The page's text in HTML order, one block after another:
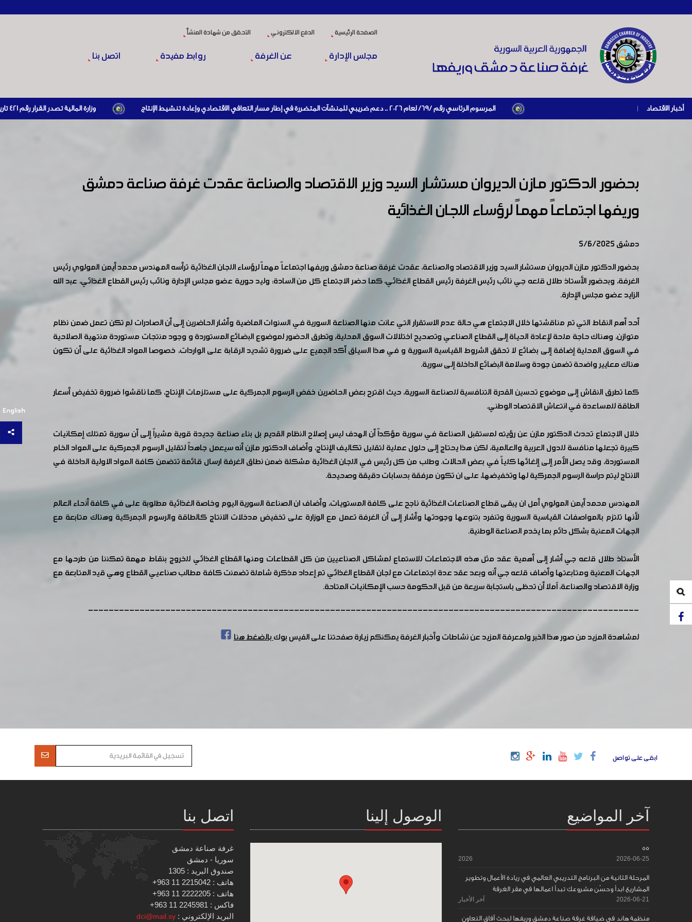
الصفحة الرئيسية الدفع الالكتروني التحقق من شهادة المنشأ
مجلس الإدارة عن الغرفة روابط مفيدة اتصل بنا
أخبار الاقتصاد | المرسوم الرئاسي رقم /69/ لعام 2026 .. دعم ضريبي للمنشآت المتضررة في إطار مسار التعافي الاقتصادي وإعادة تنشيط الإنتاج وزارة المالية تصدر القرار رقم 421 تاريخ 24/3/2026 المتضمن الزام المستوردين بإبراز براءة ذمة مالية سارية صادرة عن الهيئة العامة للضرائب والرسوم أو مديرياتها عند القيام بعمليات الاستيراد
English
بحضور الدكتور مازن الديروان مستشار السيد وزير الاقتصاد والصناعة عقدت غرفة صناعة دمشق
وريفها اجتماعاً مهماً لرؤساء اللجان الغذائية
دمشق 5/6/2025
بحضور الدكتور مازن الديروان مستشار السيد وزير الاقتصاد والصناعة، عقدت غرفة صناعة دمشق وريفها اجتماعاً مهماً لرؤساء اللجان الغذائية ترأسه المهندس محمد أيمن المولوي رئيس
الغرفة، وبحضور الأستاذ طلال قلعه جي نائب رئيس الغرفة رئيس القطاع الغذائي، كما حضر الاجتماع كل من السادة: وليد حورية عضو مجلس الإدارة ونائب رئيس القطاع الغذائي، عبد الله
الزايد عضو مجلس الإدارة.
أحد أهم النقاط التي تم مناقشتها خلال الاجتماع هي حالة عدم الاستقرار التي عانت منها الصناعة السورية في السنوات الماضية وأشار الحاضرين إلى أن الصادرات لم تكن تعمل ضمن نظام
متوازن، وهناك حاجة ملحة لإعادة الحياة إلى القطاع الصناعي وتصحيح اختلالات السوق المحلية، وتطرق الحضور لموضوع البضائع المستوردة و وجود منتجات مستوردة منتهية الصلاحية
في السوق المحلية إضافة إلى بضائع لا تحقق الشروط القياسية السورية و في هذا السياق أكد الجميع على ضرورة تشديد الرقابة على الواردات، خصوصا المواد الغذائية على أن تكون
هناك معايير واضحة تضمن جودة وسلامة البضائع الداخلة إلى سورية.
كما تطرق النقاش إلى موضوع تحسين القدرة التنافسية للصناعة السورية، حيث اقترح بعض الحاضرين خفض الرسوم الجمركية على مستلزمات الإنتاج، كما ناقشوا ضرورة تخفيض أسعار
الطاقة للمساعدة في انتعاش الاقتصاد الوطني.
خلال الاجتماع تحدث الدكتور مازن عن رؤيته لمستقبل الصناعة في سورية مؤكداً أن الهدف ليس إصلاح النظام القديم بل بناء صناعة جديدة قوية مشيراً إلى أن سورية تمتلك إمكانيات
كبيرة تجعلها منافسة للدول العربية والعالمية، لكن هذا يحتاج إلى حلول عملية لتقليل تكاليف الإنتاج، وأضاف الدكتور مازن أنه سيعمل جاهداً لتقليل الرسوم الجمركية على المواد الخام
المستوردة، وقد يصل الأمر إلى إلغائها كلياً في بعض الحالات. وطلب من كل رئيس في اللجان الغذائية مشكلة ضمن نطاق الغرفة ارسال قائمة تتضمن كافة المواد الاولية الداخلة في
الانتاج ليتم دراسة الرسوم الجمركية لها وتخفيضها، على ان تكون مرفقة بحسابات دقيقة وصحيحة.
المهندس محمد أيمن المولوي أمل ان يبقى قطاع الصناعات الغذائية ناجح على كافة المستويات، وأضاف ان الصناعة السورية اليوم وخاصة الغذائية مطلوبة على في كافة أنحاء العالم
لأنها تلتزم بالمواصفات القياسية السورية وتنفرد بتنوعها وجودتها وأشار إلى أن الغرفة تعمل مع الوزارة على تخفيض مدخلات الانتاج كالطاقة والرسوم الجمركية وهناك متابعة مع
الجهات المعنية بشكل دائم بما يخدم الصناعة الوطنية.
الأستاذ طلال قلعه جي أشار إلى أهمية عقد مثل هذه الاجتماعات للاستماع لمشاكل الصناعيين من كل القطاعات ومنها القطاع الغذائي للخروج بنقاط مهمة تمكننا من طرحها مع
الجهات المعنية ومتابعتها وأضاف قلعه جي أنه وبعد عقد عدة اجتماعات مع لجان القطاع الغذائي تم إعداد مذكرة شاملة تضمنت كافة مطالب صناعيي القطاع وهي قيد المتابعة مع
وزارة الاقتصاد والصناعة، آملا أن تحظى باستجابة سريعة من قبل الحكومة حسب الإمكانيات المتاحة.
-----------------------------------------------------------------------------------------------------------
لمشاهدة المزيد من صور هذا الخبر ولمعرفة المزيد عن نشاطات وأخبار الغرفة يمكنكم زيارة صفحتنا على الفيس بوكبالضغط هنا
ابقى على تواصل
آخر المواضيع
55
2026-06-25
2026
المرحلة الثانية من البرنامج التدريبي العالمي في ريادة الأعمال وتطوير
المشاريع ابدأ وحسّن مشروعك تبدأ اعمالها في مقر الغرفة
2026-06-21 آخر الأخبار
منظمة هاند في ضيافة غرفة صناعة دمشق وريفها لبحث آفاق التعاون
الوصول إلينا اتصل بنا
غرفة صناعة دمشق
سوريا - دمشق
صندوق البريد : 1305
هاتف : 2215042 11 963+
هاتف : 2222205 11 963+
فاكس : 2245981 11 963+
البريد الإلكتروني : dci@mail.sy